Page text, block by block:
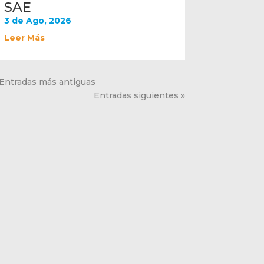
SAE
3 de Ago, 2026
Leer Más
más antiguas
Entradas siguientes »